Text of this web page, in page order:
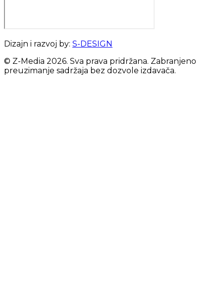
Dizajn i razvoj by: S-DESIGN
© Z-Media 2026. Sva prava pridržana. Zabranjeno
preuzimanje sadržaja bez dozvole izdavača.